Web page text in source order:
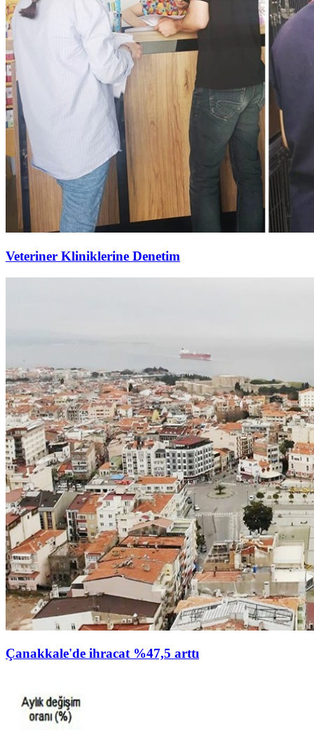
Veteriner Kliniklerine Denetim
Çanakkale'de ihracat %47,5 arttı